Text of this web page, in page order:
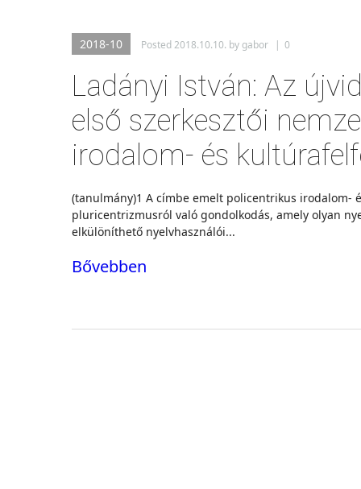
2018-10 Posted2018.10.10. bygabor | 0
Ladányi István: Az
első szerkesztői
irodalom- és
(tanulmány)1 A címbe emelt policentrikus
pluricentrizmusról való gondolkodás, amely olyan
elkülöníthető nyelvhasználói...
Bővebben